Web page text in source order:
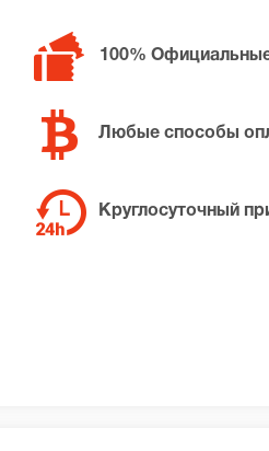
в разные категории
МУЛЬТ, позвоните
100%
Любые способы
Круглосуточный